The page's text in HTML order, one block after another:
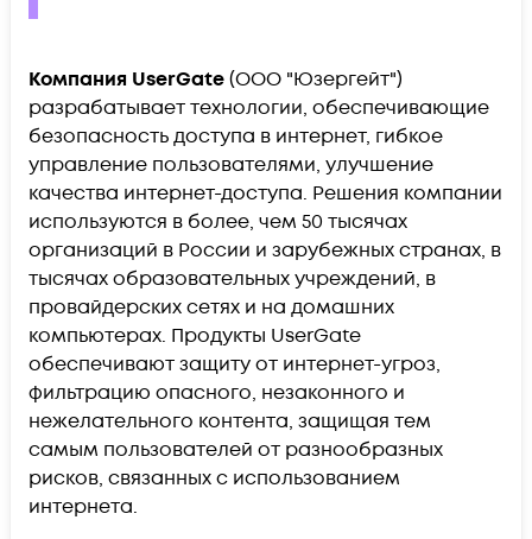
Компания UserGate(ООО "Юзергейт")
разрабатывает технологии, обеспечивающие
безопасность доступа в интернет, гибкое
управление пользователями, улучшение
качества интернет-доступа. Решения компании
используются в более, чем 50 тысячах
организаций в России и зарубежных странах, в
тысячах образовательных учреждений, в
провайдерских сетях и на домашних
компьютерах. Продукты UserGate
обеспечивают защиту от интернет-угроз,
фильтрацию опасного, незаконного и
нежелательного контента, защищая тем
самым пользователей от разнообразных
рисков, связанных с использованием
интернета.